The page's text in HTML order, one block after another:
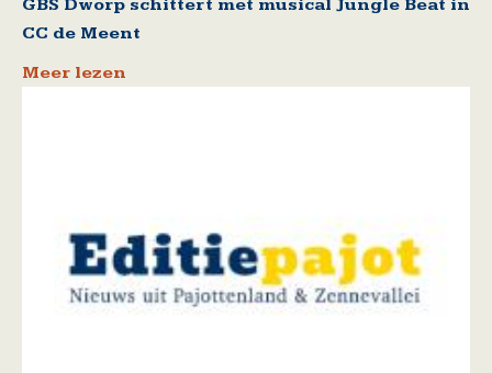
GBS Dworp schittert met musical Jungle Beat in
CC de Meent
Meer lezen